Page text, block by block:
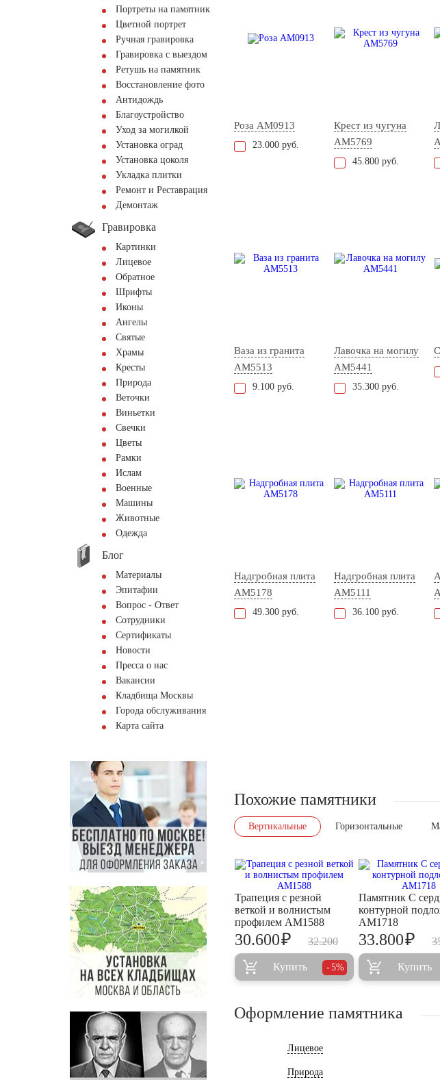
Портреты на памятник
Цветной портрет
Ручная гравировка
Гравировка с выездом
Ретушь на памятник
Восстановление фото
Антидождь
Благоустройство
Уход за могилкой
Установка оград
Установка цоколя
Укладка плитки
Ремонт и Реставрация
Демонтаж
Гравировка
Картинки
Лицевое
Обратное
Шрифты
Иконы
Ангелы
Святые
Храмы
Кресты
Природа
Веточки
Виньетки
Свечки
Цветы
Рамки
Ислам
Военные
Машины
Животные
Одежда
Блог
Материалы
Эпитафии
Вопрос - Ответ
Сотрудники
Сертификаты
Новости
Пресса о нас
Вакансии
Кладбища Москвы
Города обслуживания
Карта сайта
Роза AM0913
23.000 руб.
Крест из чугуна
AM5769
45.800 руб.
Ваза из гранита
AM5513
9.100 руб.
Лавочка на могилу
AM5441
35.300 руб.
Надгробная плита
AM5178
49.300 руб.
Надгробная плита
AM5111
36.100 руб.
Похожие памятники
Вертикальные Горизонтальные
Трапеция с резной
веткой и волнистым
профилем AM1588
32.200
30.600₽
Купить 5%
Памятник С
контурной
AM1718
33.800₽
Купить
Оформление памятника
Лицевое
Природа